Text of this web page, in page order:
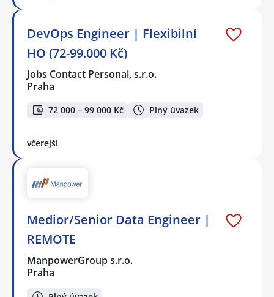
DevOps Engineer | Flexibilní
HO (72-99.000 Kč)
Jobs Contact Personal, s.r.o.
Praha
72 000 – 99 000 Kč Plný úvazek
včerejší
Medior/Senior Data Engineer |
REMOTE
ManpowerGroup s.r.o.
Praha